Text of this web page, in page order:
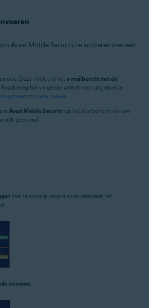
Avast Mobile Security te activeren met een
Deze vindt u in het e-mailbericht met de
Raadpleeg het volgende artikel voor uitgebreide
activeringscode zoeken.
Avast Mobile Security op het startscherm van uw
geopend.
(het tandwielpictogram) en selecteer het
invoeren